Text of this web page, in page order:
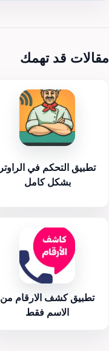
مقالات قد تهمك
تطبيق التحكم في الراوتر
بشكل كامل
تطبيق كشف الارقام من
الاسم فقط